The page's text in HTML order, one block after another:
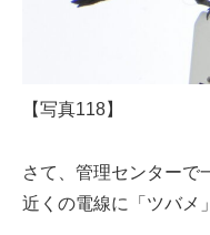
【写真118】
さて、管理センターで
近くの電線に「ツバメ